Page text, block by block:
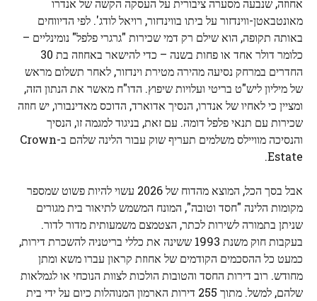
אחוזה, שנבעה מסערה ציבורית על העסקה הקשה של אנדרו
מאונטבאטן-ווינדזור על ביתו בווינדזור, רויאל לודג'. לפי הדיווחים
באותה תקופה, הוא שילם רק דמי שכירות "גרגרי פלפל" נומינליים –
כלומר דולר אחד או פחות בשנה – כדי להישאר באחוזה בת 30
החדרים במרחק נסיעה מהירה מטירת וינדזור, לאחר תשלום מראש
של מיליון ליש"ט בריטי ועלויות שיפוץ. הדו"ח מאשר את הנתון הזה,
ומציין כי לאחיו של אנדרו, הנסיך אדוארד, הדוכס מאדינבורו, יש חוזה
שכירות עם תנאי פלפל דומה. עם זאת, בניגוד למגמה זו, הנסיך
והנסיכה מוויילס משלמים תעריף שוק עבור הלינה שלהם ב-Crown
Estate.
אבל בסך הכל, המוצא מהדוח של 2026 עשוי להיות פשוט שמספר
מקומות הלינה "חסד וטובה", המונח המשמש לתיאור בית מגורים
שניתן בתמורה לשירות לכתר, הצטמצם משמעותית מדור לדור.
בעקבות חוק משנת 1993 ששינה את כללי בריטניה להשכרת דירות,
כמעט כל ההסכמים הקודמים של אחוזת קראון עברו משא ומתן
מחודש. רוב דירות החסד והטובות הולכות לצוות הנוכחי או לגמלאות
שלהם, למשל. מתוך 255 דירות הארמון המנוהלות כיום על ידי בית